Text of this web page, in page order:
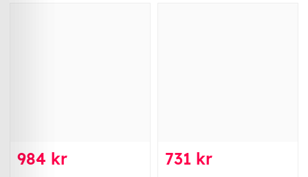
984 kr 731 kr